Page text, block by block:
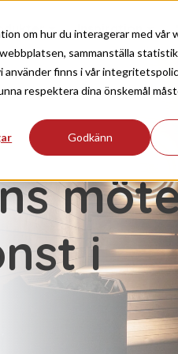
om hur du interagerar med vår
sammanställa
använder finns i vår
respektera dina önskemål
Godkänn
Inspiration
i